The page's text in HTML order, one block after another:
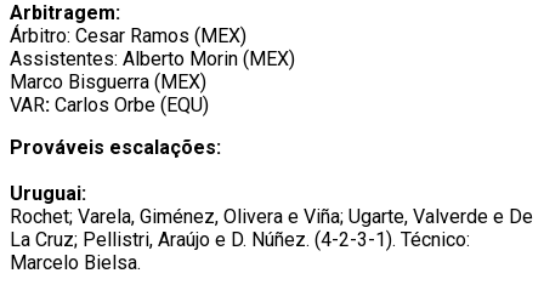
Arbitragem:
Árbitro: Cesar Ramos (MEX)
Assistentes: Alberto Morin (MEX)
Marco Bisguerra (MEX)
VAR: Carlos Orbe (EQU)
Prováveis escalações:
Uruguai:
Rochet; Varela, Giménez, Olivera e Viña; Ugarte, Valverde e De
La Cruz; Pellistri, Araújo e D. Núñez. (4-2-3-1). Técnico:
Marcelo Bielsa.